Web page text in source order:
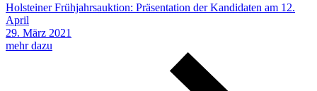
Holsteiner Frühjahrsauktion: Präsentation der Kandidaten am 12.
April
29. März 2021
mehr dazu